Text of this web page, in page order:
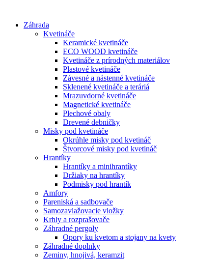
obsah
Záhrada
Kvetináče
Keramické kvetináče
ECO WOOD kvetináče
Kvetináče z prírodných materiálov
Plastové kvetináče
Závesné a nástenné kvetináče
Sklenené kvetináče a teráriá
Mrazuvdorné kvetináče
Magnetické kvetináče
Plechové obaly
Drevené debničky
Misky pod kvetináče
Okrúhle misky pod kvetináč
Štvorcové misky pod kvetináč
Hrantíky
Hrantíky a minihrantíky
Držiaky na hrantíky
Podmisky pod hrantík
Amfory
Pareniská a sadbovače
Samozavlažovacie vložky
Krhly a rozprašovače
Záhradné pergoly
Opory ku kvetom a stojany na kvety
Záhradné doplnky
Zeminy, hnojivá, keramzit